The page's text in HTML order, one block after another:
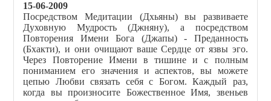
15-06-2009
Посредством Медитации (Дхьяны) вы развиваете
Духовную Мудрость (Джняну), а посредством
Повторения Имени Бога (Джапы) - Преданность
(Бхакти), и они очищают ваше Сердце от язвы эго.
Через Повторение Имени в тишине и с полным
пониманием его значения и аспектов, вы можете
цепью Любви связать себя с Богом. Каждый раз,
когда вы произносите Божественное Имя, звеньев